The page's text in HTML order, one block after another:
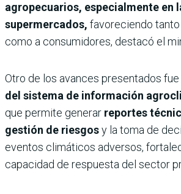
agropecuarios, especialmente en
supermercados, favoreciendo
como a consumidores, destacó el
Otro de los avances presentados fue
del sistema de información
que permite generar reportes
gestión de riesgosy la toma de
eventos climáticos adversos,
capacidad de respuesta del sector